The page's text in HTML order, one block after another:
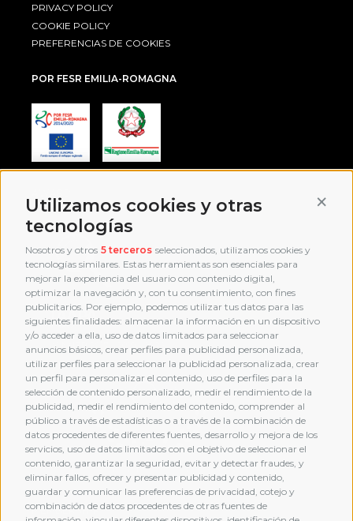
Utilizamos cookies y otras
tecnologías
Nosotros y otros 5 terceros seleccionados, utilizamos cookies y
tecnologías similares. Estas herramientas son esenciales para
mejorar la experiencia del usuario con contenido digital,
optimizar la navegación y, con tu consentimiento, con fines
publicitarios. Por ejemplo, podemos utilizar tus datos para las
siguientes finalidades: almacenar la información en un dispositivo
y/o acceder a ella, uso de datos limitados para seleccionar
anuncios básicos, crear perfiles para publicidad personalizada,
utilizar perfiles para seleccionar la publicidad personalizada, crear
un perfil para personalizar el contenido, uso de perfiles para la
selección de contenido personalizado, medir el rendimiento de la
publicidad, medir el rendimiento del contenido, comprender al
público a través de estadísticas o a través de la combinación de
datos procedentes de diferentes fuentes, desarrollo y mejora de los
servicios, uso de datos limitados con el objetivo de seleccionar el
contenido, garantizar la seguridad, evitar y detectar fraudes, y
eliminar fallos, ofrecer y presentar publicidad y contenido,
guardar y comunicar las preferencias de privacidad, cotejo y
combinación de datos procedentes de otras fuentes de
PRIVACY POLICY
COOKIE POLICY
PREFERENCIAS DE COOKIES
POR FESR EMILIA-ROMAGNA
MEMBERSHIP